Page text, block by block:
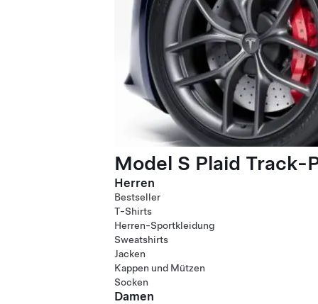
Model S Plaid Track-
Herren
Bestseller
T-Shirts
Herren-Sportkleidung
Sweatshirts
Jacken
Kappen und Mützen
Socken
Damen